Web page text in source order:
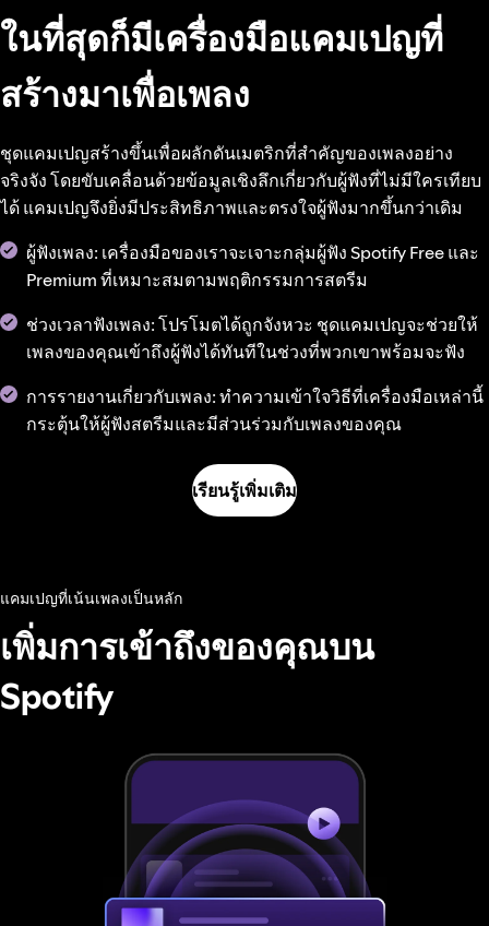
ในที่สุดก็มีเครื่องมือแคมเปญที่
สร้างมาเพื่อเพลง
ชุดแคมเปญสร้างขึ้นเพื่อผลักดันเมตริกที่สำคัญของเพลงอย่าง
จริงจัง โดยขับเคลื่อนด้วยข้อมูลเชิงลึกเกี่ยวกับผู้ฟังที่ไม่มีใครเทียบ
ได้ แคมเปญจึงยิ่งมีประสิทธิภาพและตรงใจผู้ฟังมากขึ้นกว่าเดิม
ผู้ฟังเพลง: เครื่องมือของเราจะเจาะกลุ่มผู้ฟัง Spotify Free และ
Premium ที่เหมาะสมตามพฤติกรรมการสตรีม
ช่วงเวลาฟังเพลง: โปรโมตได้ถูกจังหวะ ชุดแคมเปญจะช่วยให้
เพลงของคุณเข้าถึงผู้ฟังได้ทันทีในช่วงที่พวกเขาพร้อมจะฟัง
การรายงานเกี่ยวกับเพลง: ทำความเข้าใจวิธีที่เครื่องมือเหล่านี้
กระตุ้นให้ผู้ฟังสตรีมและมีส่วนร่วมกับเพลงของคุณ
เรียนรู้เพิ่มเติม
แคมเปญที่เน้นเพลงเป็นหลัก
เพิ่มการเข้าถึงของคุณบน
Spotify